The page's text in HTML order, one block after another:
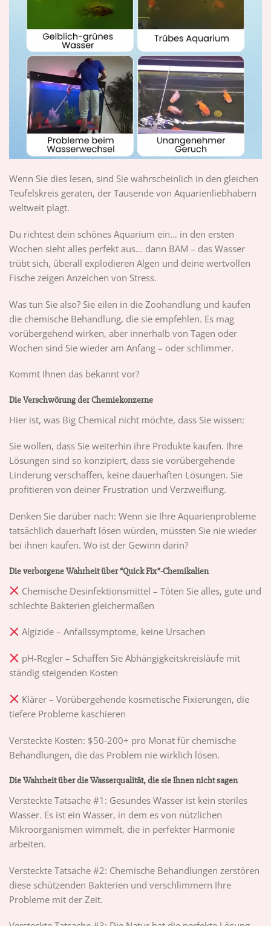
Wenn Sie dies lesen, sind Sie wahrscheinlich in den gleichen
Teufelskreis geraten, der Tausende von Aquarienliebhabern
weltweit plagt.
Du richtest dein schönes Aquarium ein… in den ersten
Wochen sieht alles perfekt aus… dann BAM – das Wasser
trübt sich, überall explodieren Algen und deine wertvollen
Fische zeigen Anzeichen von Stress.
Was tun Sie also? Sie eilen in die Zoohandlung und kaufen
die chemische Behandlung, die sie empfehlen. Es mag
vorübergehend wirken, aber innerhalb von Tagen oder
Wochen sind Sie wieder am Anfang – oder schlimmer.
Kommt Ihnen das bekannt vor?
Die Verschwörung der Chemiekonzerne
Hier ist, was Big Chemical nicht möchte, dass Sie wissen:
Sie wollen, dass Sie weiterhin ihre Produkte kaufen. Ihre
Lösungen sind so konzipiert, dass sie vorübergehende
Linderung verschaffen, keine dauerhaften Lösungen. Sie
profitieren von deiner Frustration und Verzweiflung.
Denken Sie darüber nach: Wenn sie Ihre Aquarienprobleme
tatsächlich dauerhaft lösen würden, müssten Sie nie wieder
bei ihnen kaufen. Wo ist der Gewinn darin?
Die verborgene Wahrheit über “Quick Fix”-Chemikalien
Chemische Desinfektionsmittel – Töten Sie alles, gute und
schlechte Bakterien gleichermaßen
Algizide – Anfallssymptome, keine Ursachen
pH-Regler – Schaffen Sie Abhängigkeitskreisläufe mit
ständig steigenden Kosten
Klärer – Vorübergehende kosmetische Fixierungen, die
tiefere Probleme kaschieren
Versteckte Kosten: $50-200+ pro Monat für chemische
Behandlungen, die das Problem nie wirklich lösen.
Die Wahrheit über die Wasserqualität, die sie Ihnen nicht sagen
Versteckte Tatsache #1: Gesundes Wasser ist kein steriles
Wasser. Es ist ein Wasser, in dem es von nützlichen
Mikroorganismen wimmelt, die in perfekter Harmonie
arbeiten.
Versteckte Tatsache #2: Chemische Behandlungen zerstören
diese schützenden Bakterien und verschlimmern Ihre
Probleme mit der Zeit.